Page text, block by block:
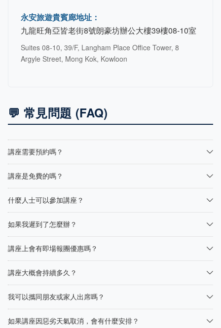
永安旅遊貴賓廊地址：
九龍旺角亞皆老街8號朗豪坊辦公大樓39樓08-10室
Suites 08-10, 39/F, Langham Place Office Tower, 8
Argyle Street, Mong Kok, Kowloon
💬 常見問題 (FAQ)
講座需要預約嗎？
講座是免費的嗎？
什麼人士可以參加講座？
如果我遲到了怎麼辦？
講座上會有即場報團優惠嗎？
講座大概會持續多久？
我可以攜同朋友或家人出席嗎？
如果講座因惡劣天氣取消，會有什麼安排？